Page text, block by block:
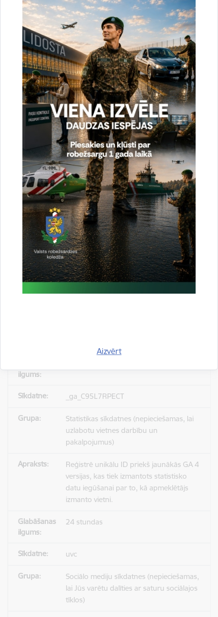
Aizvērt
uzlabotu vietnes darbību un
pakalpojumus)
Reģistrē unikālu ID, kas tiek izmantots
statistisko datu iegūšanai par to, kā
apmeklētājs izmanto vietni.
2 gadi
_gat
Statistikas sīkdatnes (nepieciešamas, lai
uzlabotu vietnes darbību un
pakalpojumus)
Izmanto Google Analytics, lai samazinātu
pieprasījuma līmeni.
1 minūte
_gid
Statistikas sīkdatnes (nepieciešamas, lai
uzlabotu vietnes darbību un
pakalpojumus)
_ga_C95L7RPECT
Statistikas sīkdatnes (nepieciešamas, lai
uzlabotu vietnes darbību un
pakalpojumus)
Reģistrē unikālu ID priekš jaunākās GA 4
versijas, kas tiek izmantots statistisko
datu iegūšanai par to, kā apmeklētājs
izmanto vietni.
24 stundas
uvc
Sociālo mediju sīkdatnes (nepieciešamas,
lai Jūs varētu dalīties ar saturu sociālajos
tīklos)